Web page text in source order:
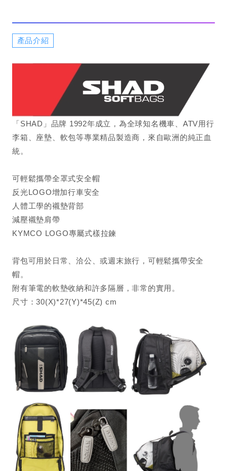
產品介紹
「SHAD」品牌 1992年成立，為全球知名機車、ATV用行
李箱、座墊、軟​​​​​​​包等專業精品製造商，來自歐洲的純正血
統。
可輕鬆攜帶全罩式安全帽
反光LOGO增加行車安全
人體工學的襯墊背部
減壓襯墊肩帶
KYMCO LOGO專屬式樣拉鍊
背包可用於日常、洽公、或週末旅行，可輕鬆攜帶安全
帽。
附有筆電的軟墊收納和許多隔層，非常的實用。
尺寸：30(X)*27(Y)*45(Z) cm